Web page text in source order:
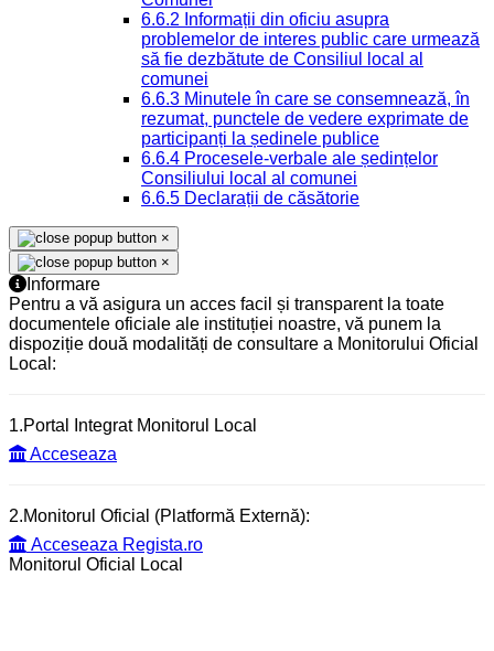
6.6.2 Informații din oficiu asupra
problemelor de interes public care urmează
să fie dezbătute de Consiliul local al
comunei
6.6.3 Minutele în care se consemnează, în
rezumat, punctele de vedere exprimate de
participanți la ședinele publice
6.6.4 Procesele-verbale ale ședințelor
Consiliului local al comunei
6.6.5 Declarații de căsătorie
×
×
Informare
Pentru a vă asigura un acces facil și transparent la toate
documentele oficiale ale instituției noastre, vă punem la
dispoziție două modalități de consultare a Monitorului Oficial
Local:
1.Portal Integrat Monitorul Local
Acceseaza
2.Monitorul Oficial (Platformă Externă):
Acceseaza Regista.ro
Monitorul Oficial Local